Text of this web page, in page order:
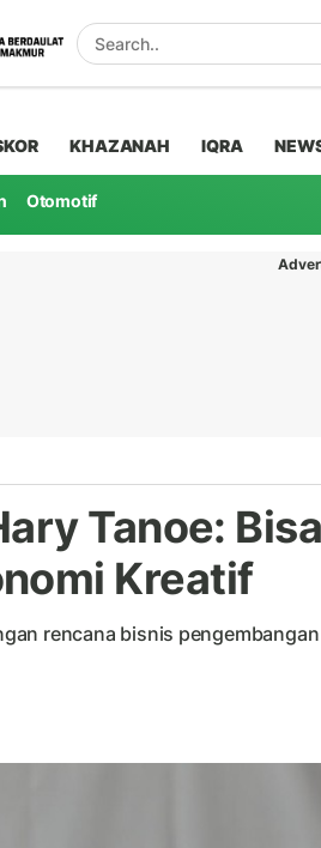
KHAZANAH IQRA
Otomotif
Tanoe: Bisa
Kreatif
rencana bisnis